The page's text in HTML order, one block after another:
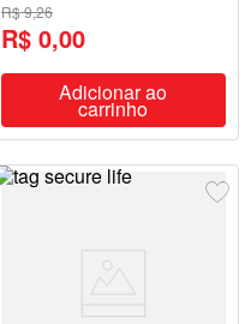
R$ 9,26
R$ 0,00
Adicionar ao
carrinho